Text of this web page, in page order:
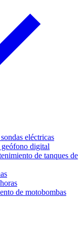
eléctricas
digital
de tanques de
de motobombas